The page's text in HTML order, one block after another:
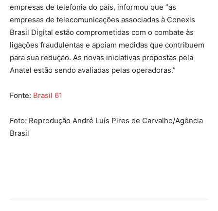
empresas de telefonia do país, informou que “as
empresas de telecomunicações associadas à Conexis
Brasil Digital estão comprometidas com o combate às
ligações fraudulentas e apoiam medidas que contribuem
para sua redução. As novas iniciativas propostas pela
Anatel estão sendo avaliadas pelas operadoras.”
Fonte: Brasil 61
Foto: Reprodução André Luís Pires de Carvalho/Agência
Brasil